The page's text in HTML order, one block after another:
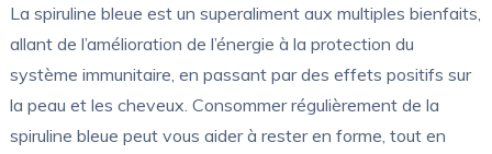
La spiruline bleue est un superaliment aux multiples bienfaits,
allant de l’amélioration de l’énergie à la protection du
système immunitaire, en passant par des effets positifs sur
la peau et les cheveux. Consommer régulièrement de la
spiruline bleue peut vous aider à rester en forme, tout en